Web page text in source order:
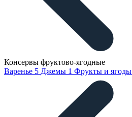
Консервы фруктово-ягодные
Варенье 5 Джемы 1 Фрукты и ягоды